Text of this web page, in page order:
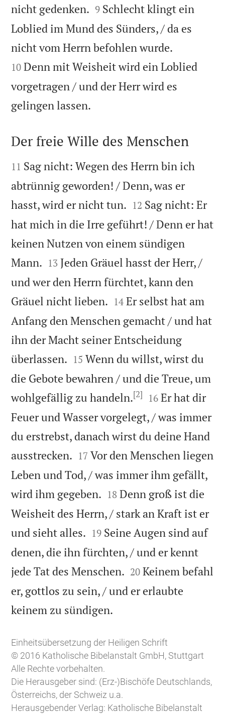
nicht gedenken. 

9 Schlecht klingt ein
Loblied im Mund des Sünders, / da es
nicht vom Herrn befohlen wurde.
10 Denn mit Weisheit wird ein Loblied
vorgetragen / und der Herr wird es
gelingen lassen.

Der freie Wille des Menschen

11 Sag nicht: Wegen des Herrn bin ich
abtrünnig geworden! / Denn, was er
hasst, wird er nicht tun. 

12 Sag nicht: Er
hat mich in die Irre geführt! / Denn er hat
keinen Nutzen von einem sündigen
Mann. 

13 Jeden Gräuel hasst der Herr, /
und wer den Herrn fürchtet, kann den
Gräuel nicht lieben. 

14 Er selbst hat am
Anfang den Menschen gemacht / und hat
ihn der Macht seiner Entscheidung
überlassen. 

15 Wenn du willst, wirst du
die Gebote bewahren / und die Treue, um
wohlgefällig zu handeln.[2] 

16 Er hat dir
Feuer und Wasser vorgelegt, / was immer
du erstrebst, danach wirst du deine Hand
ausstrecken. 

17 Vor den Menschen liegen
Leben und Tod, / was immer ihm gefällt,
wird ihm gegeben. 

18 Denn groß ist die
Weisheit des Herrn, / stark an Kraft ist er
und sieht alles. 

19 Seine Augen sind auf
denen, die ihn fürchten, / und er kennt
jede Tat des Menschen. 

20 Keinem befahl
er, gottlos zu sein, / und er erlaubte
keinem zu sündigen.
Einheitsübersetzung der Heiligen Schrift
© 2016 Katholische Bibelanstalt GmbH, Stuttgart
Alle Rechte vorbehalten.
Die Herausgeber sind: (Erz-)Bischöfe Deutschlands,
Österreichs, der Schweiz u.a.
Herausgebender Verlag: Katholische Bibelanstalt